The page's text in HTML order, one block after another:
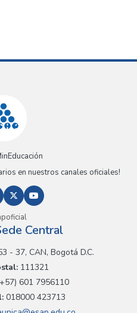
en nuestros canales oficiales!
Central
- 37, CAN, Bogotá D.C.
111321
601 7956110
018000 423713